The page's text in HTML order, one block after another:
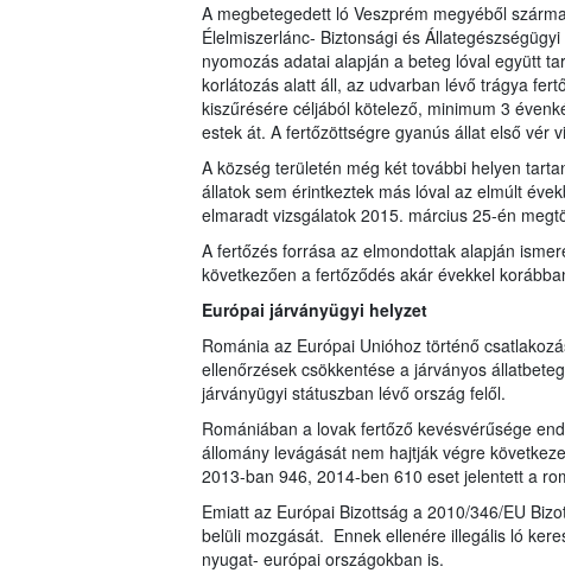
A megbetegedett ló Veszprém megyéből
Élelmiszerlánc- Biztonsági és
nyomozás adatai alapján a beteg lóval együtt
korlátozás alatt áll, az udvarban lévő trágya
kiszűrésére céljából kötelező, minimum 3
estek át. A fertőzöttségre gyanús állat első vér
A község területén még két további helyen
állatok sem érintkeztek más lóval az elmúlt
elmaradt vizsgálatok 2015. március 25-én
A fertőzés forrása az elmondottak alapján
következően a fertőződés akár évekkel
Európai járványügyi helyzet
Románia az Európai Unióhoz történő
ellenőrzések csökkentése a járványos
járványügyi státuszban lévő ország felől.
Romániában a lovak fertőző kevésvérűsége
állomány levágását nem hajtják végre
2013-ban 946, 2014-ben 610 eset jelentett a
Emiatt az Európai Bizottság a 2010/346/EU
belüli mozgását. Ennek ellenére illegális ló
nyugat- európai országokban is.